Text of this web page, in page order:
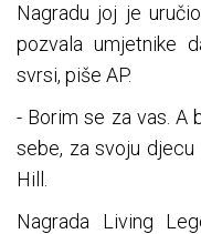
Nagradu joj je
pozvala umjetnike
svrsi, piše AP.
- Borim se za vas. A
sebe, za svoju
Hill.
Nagrada Living